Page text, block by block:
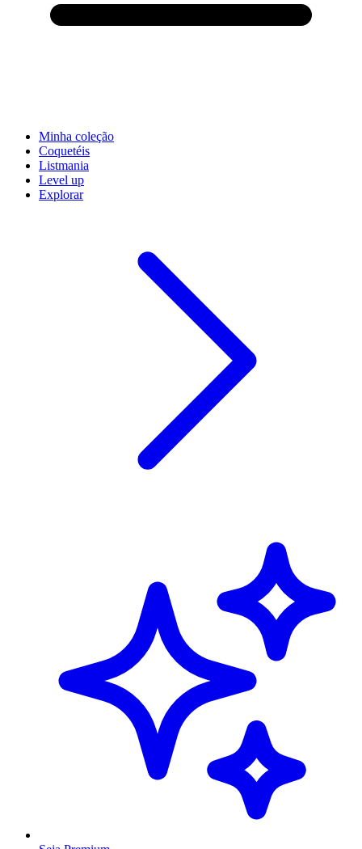
Minha coleção
Coquetéis
Listmania
Level up
Explorar